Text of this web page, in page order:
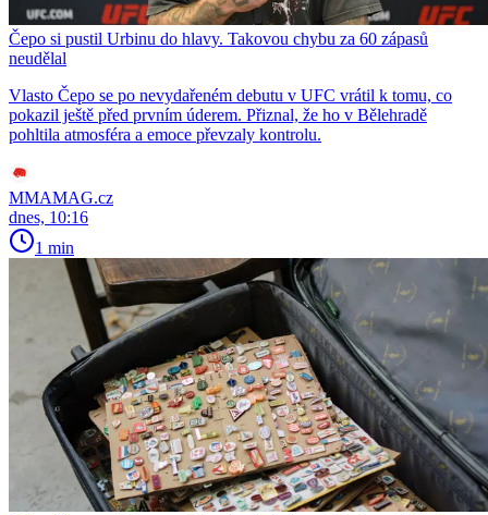
Čepo si pustil Urbinu do hlavy. Takovou chybu za 60 zápasů
neudělal
Vlasto Čepo se po nevydařeném debutu v UFC vrátil k tomu, co
pokazil ještě před prvním úderem. Přiznal, že ho v Bělehradě
pohltila atmosféra a emoce převzaly kontrolu.
MMAMAG.cz
dnes, 10:16
1 min